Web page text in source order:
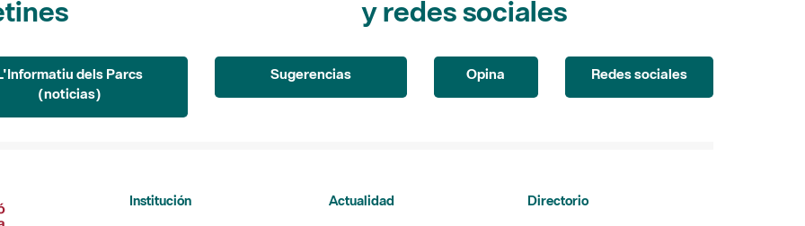
dels Parcs
(noticias)
y redes sociales
Sugerencias Opina Redes sociales
Institución Actualidad Directorio